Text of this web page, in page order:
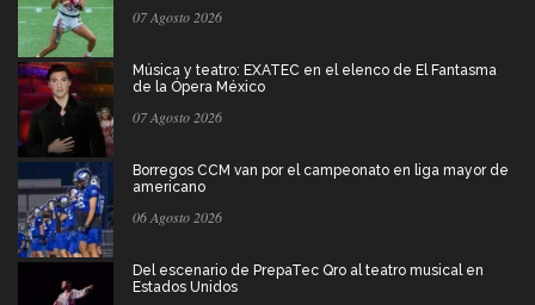
07 Agosto 2026
Música y teatro: EXATEC en el elenco de El Fantasma
de la Ópera México
07 Agosto 2026
Borregos CCM van por el campeonato en liga mayor de
americano
06 Agosto 2026
Del escenario de PrepaTec Qro al teatro musical en
Estados Unidos